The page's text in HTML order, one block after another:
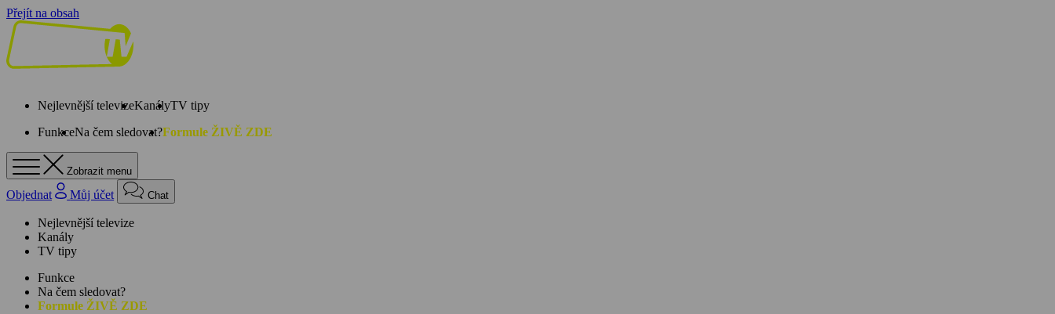
Přejít na obsah
Nejlevnější televizeKanályTV tipy
FunkceNa čem sledovat?Formule ŽIVĚ ZDE
Zobrazit menu
Objednat Můj účet Chat
Nejlevnější televize
Kanály
TV tipy
Funkce
Na čem sledovat?
Formule ŽIVĚ ZDE